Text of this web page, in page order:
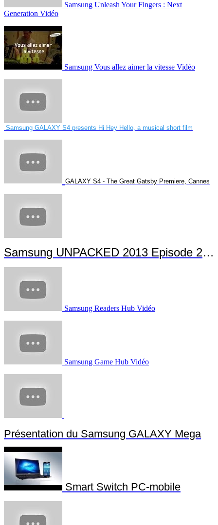
Samsung Unleash Your Fingers : Next
Generation Vidéo
Samsung Vous allez aimer la vitesse Vidéo
Samsung GALAXY S4 presents Hi Hey Hello, a musical short film
GALAXY S4 - The Great Gatsby Premiere, Cannes
Samsung UNPACKED 2013 Episode 2 Highlights
Samsung Readers Hub Vidéo
Samsung Game Hub Vidéo
Présentation du Samsung GALAXY Mega
Smart Switch PC-mobile